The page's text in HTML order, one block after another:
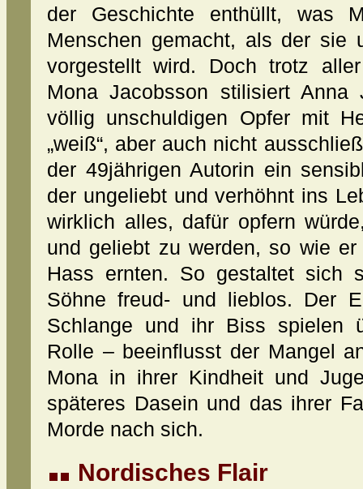
der Geschichte enthüllt, was
Menschen gemacht, als der sie
vorgestellt wird. Doch trotz
Mona Jacobsson stilisiert
völlig unschuldigen Opfer mit
„weiß“, aber auch nicht
der 49jährigen Autorin ein
der ungeliebt und verhöhnt ins
wirklich alles, dafür opfern
und geliebt zu werden, so wie
Hass ernten. So gestaltet sich
Söhne freud- und lieblos. Der
Schlange und ihr Biss spielen
Rolle – beeinflusst der Mangel
Mona in ihrer Kindheit und
späteres Dasein und das ihrer
Morde nach sich.
Nordisches Flair